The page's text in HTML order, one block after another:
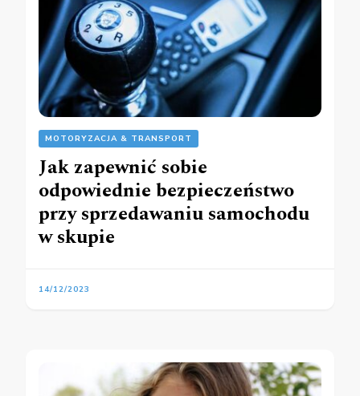
MOTORYZACJA & TRANSPORT
Jak zapewnić sobie
odpowiednie bezpieczeństwo
przy sprzedawaniu samochodu
w skupie
14/12/2023